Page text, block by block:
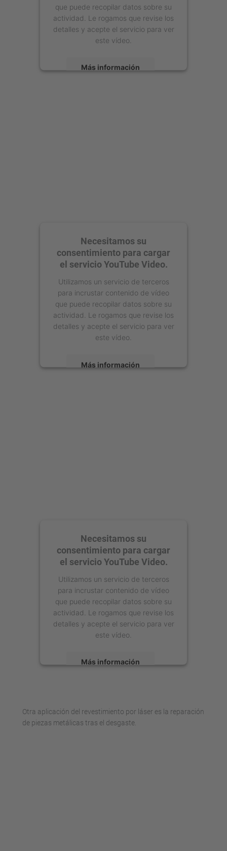
que puede recopilar datos sobre su
actividad. Le rogamos que revise los
detalles y acepte el servicio para ver
este vídeo.
Más información
Necesitamos su
consentimiento para cargar
el servicio YouTube Video.
Utilizamos un servicio de terceros
para incrustar contenido de vídeo
que puede recopilar datos sobre su
actividad. Le rogamos que revise los
detalles y acepte el servicio para ver
este vídeo.
Más información
Necesitamos su
consentimiento para cargar
el servicio YouTube Video.
Utilizamos un servicio de terceros
para incrustar contenido de vídeo
que puede recopilar datos sobre su
actividad. Le rogamos que revise los
detalles y acepte el servicio para ver
este vídeo.
Más información
Management Platform
Otra aplicación del revestimiento por láser es la reparación
de piezas metálicas tras el desgaste.